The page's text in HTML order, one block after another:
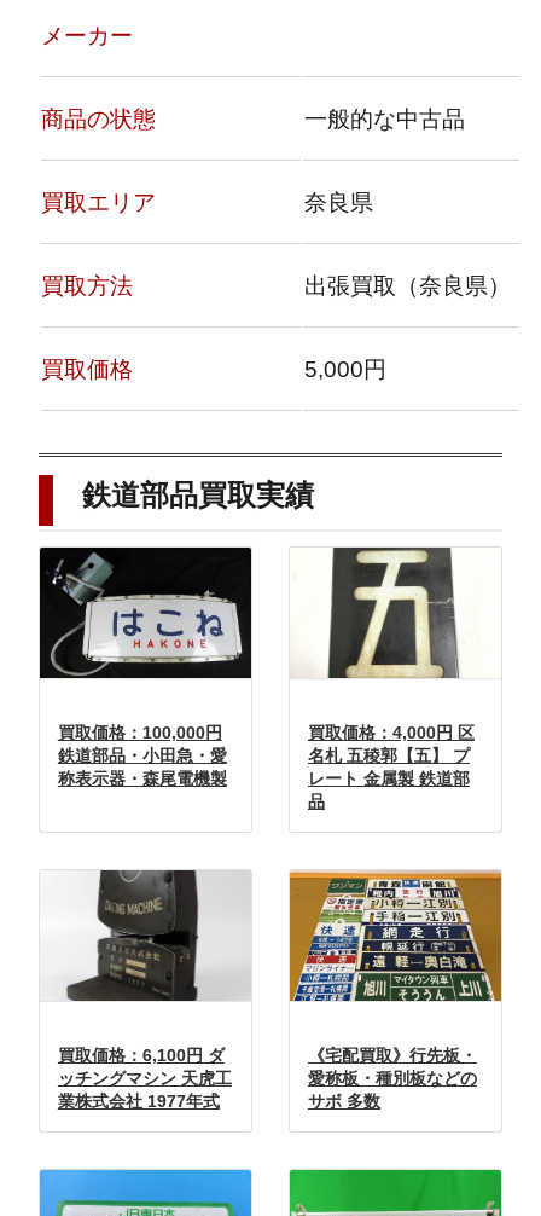
メーカー
商品の状態 一般的な中古品
買取エリア 奈良県
買取方法 出張買取（奈良県）
買取価格 5,000円
鉄道部品買取実績
買取価格：100,000円
鉄道部品・小田急・愛
称表示器・森尾電機製
買取価格：4,000円 区
名札 五稜郭【五】 プ
レート 金属製 鉄道部
品
買取価格：6,100円 ダ
ッチングマシン 天虎工
業株式会社 1977年式
《宅配買取》行先板・
愛称板・種別板などの
サボ 多数